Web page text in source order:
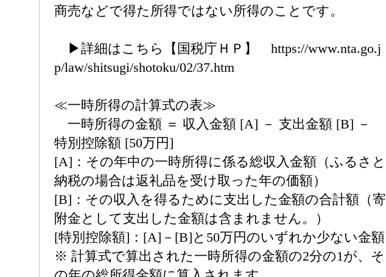
商売などで得た所得ではない所得のことです。
▶詳細はこちら【国税庁ＨＰ】 https://www.nta.go.j
p/law/shitsugi/shotoku/02/37.htm
≪一時所得の計算式の表≫
一時所得の金額 ＝ 収入金額 [A] － 支出金額 [B] －
特別控除額 [50万円]
[A]：その年中の一時所得に係る総収入金額（ふるさと
納税の場合は返礼品を受け取った年の価額）
[B]：その収入を得るために支出した金額の合計額（寄
附金として支出した金額は含まれません。）
[特別控除額]：[A]－[B]と50万円のいずれか少ない金額
※ 計算式で算出された一時所得の金額の2分の1が、そ